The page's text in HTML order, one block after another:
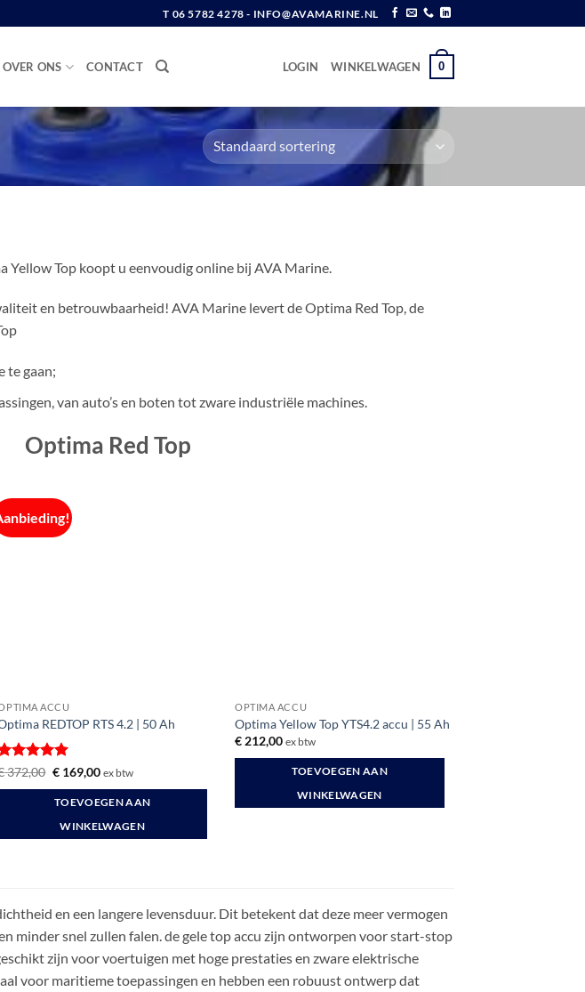
T 06 5782 4278 - INFO@AVAMARINE.NL
OVER ONS CONTACT LOGIN WINKELWAGEN 0
Yellow Top koopt u eenvoudig online bij AVA Marine.
en betrouwbaarheid! AVA Marine levert de Optima Red Top, de
te gaan;
van auto’s en boten tot zware industriële machines.
Optima Red Top
ACCU
REDTOP RTS 4.2 | 50 Ah
372,00 Oorspronkelijke
was:
€ 372,00.
€169,00Huidige
is:
€ 169,00.
ex btw
TOEVOEGEN AAN
WINKELWAGEN
OPTIMA ACCU
Optima Yellow Top YTS4.2 accu | 55 Ah
€ 212,00 ex btw
TOEVOEGEN AAN
WINKELWAGEN
en een langere levensduur. Dit betekent dat deze meer vermogen
minder snel zullen falen. de gele top accu zijn ontworpen voor start-stop
zijn voor voertuigen met hoge prestaties en zware elektrische
voor maritieme toepassingen en hebben een robuust ontwerp dat